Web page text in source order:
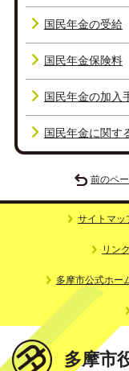
国民年金の受給
国民年金保険料
国民年金の加入
国民年金に関す
前のペ
サイトマッ
リン
多摩市公式ホー
多摩市